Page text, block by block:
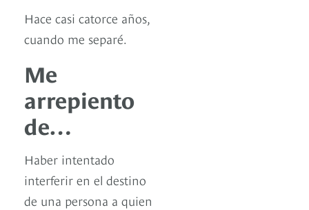
Hace casi catorce años,
cuando me separé.
Me
arrepiento
de…
Haber intentado
interferir en el destino
de una persona a quien